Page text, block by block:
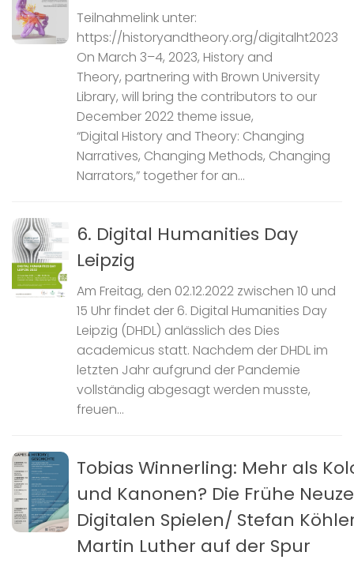
Teilnahmelink unter:
https://historyandtheory.org/digitalht2023
On March 3–4, 2023, History and
Theory, partnering with Brown University
Library, will bring the contributors to our
December 2022 theme issue,
“Digital History and Theory: Changing
Narratives, Changing Methods, Changing
Narrators,” together for an...
6. Digital Humanities Day
Leipzig
Am Freitag, den 02.12.2022 zwischen 10 und
15 Uhr findet der 6. Digital Humanities Day
Leipzig (DHDL) anlässlich des Dies
academicus statt. Nachdem der DHDL im
letzten Jahr aufgrund der Pandemie
vollständig abgesagt werden musste,
freuen...
Tobias Winnerling: Mehr als
und Kanonen? Die Frühe
Digitalen Spielen/ Stefan
Martin Luther auf der Spur